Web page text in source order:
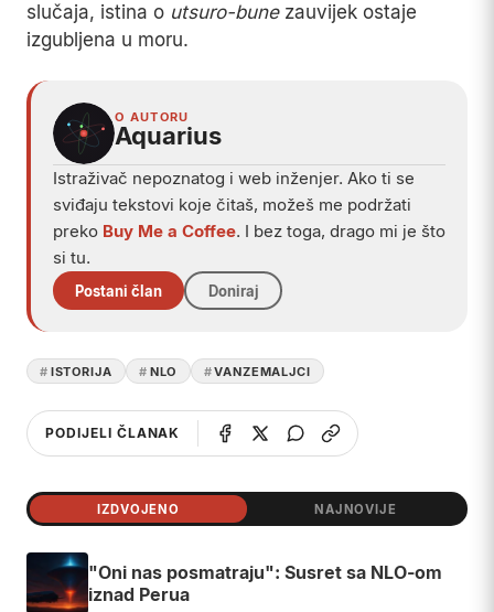
slučaja, istina o utsuro-bunezauvijek ostaje
izgubljena u moru.
O AUTORU
Aquarius
Istraživač nepoznatog i web inženjer. Ako ti se
sviđaju tekstovi koje čitaš, možeš me podržati
preko Buy Me a Coffee. I bez toga, drago mi je što
si tu.
Postani član Doniraj
ISTORIJA NLO VANZEMALJCI
PODIJELI ČLANAK
IZDVOJENO NAJNOVIJE
"Oni nas posmatraju": Susret sa NLO-om
iznad Perua